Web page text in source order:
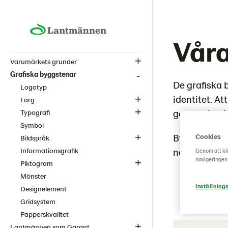
Varumärkets grunder
Grafiska byggstenar
Logotyp
Färg
Typografi
Symbol
Bildspråk
Informationsgrafik
Piktogram
Mönster
Designelement
Gridsystem
Papperskvalitet
De grafiska
identitet.
genomslag
någon fil
Cookies
Genom att